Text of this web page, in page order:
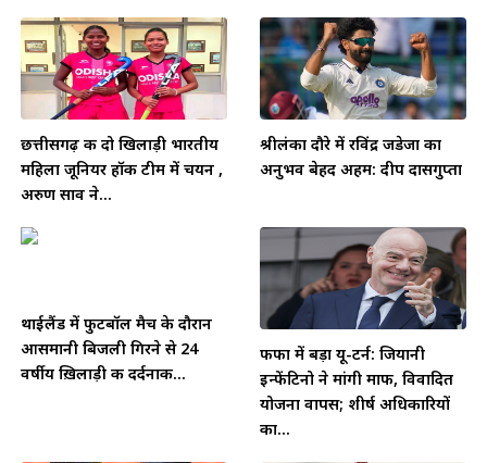
छत्तीसगढ़ की दो खिलाड़ी भारतीय
महिला जूनियर हॉकी टीम में चयन ,
अरुण साव ने...
श्रीलंका दौरे में रविंद्र जडेजा का
अनुभव बेहद अहम: दीप दासगुप्ता
थाईलैंड में फुटबॉल मैच के दौरान
आसमानी बिजली गिरने से 24
वर्षीय ख़िलाड़ी की दर्दनाक...
फीफा में बड़ा यू-टर्न: जियानी
इन्फेंटिनो ने मांगी माफी, विवादित
योजना वापस; शीर्ष अधिकारियों
का...